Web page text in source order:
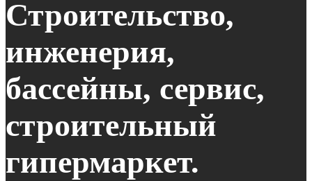
Строительство,
инженерия,
бассейны, сервис,
строительный
гипермаркет.